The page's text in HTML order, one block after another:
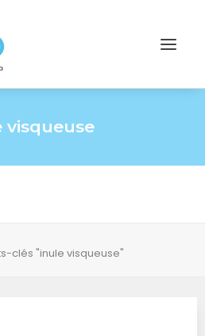
visqueuse
clés "inule visqueuse"